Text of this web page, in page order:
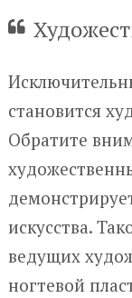
становится
Обратите
искусства.
ведущих
ногтевой